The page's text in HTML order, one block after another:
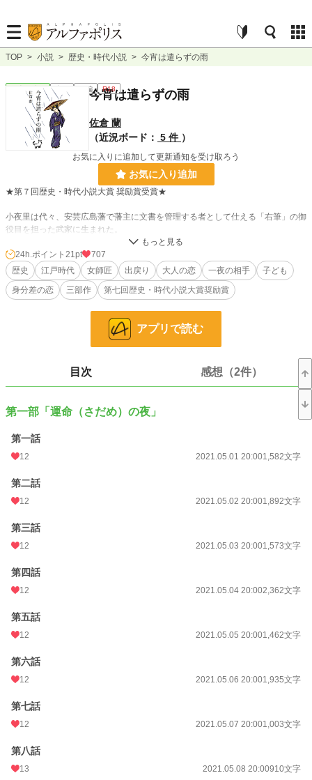
TOP > 小説 > 歴史・時代小説 > 今宵は遣らずの雨
歴史・時代 長編 R18
今宵は遣らずの雨
佐倉 蘭
（近況ボード： 5 件 ）
お気に入りに追加して更新通知を受け取ろう
お気に入り追加
★第７回歴史・時代小説大賞 奨励賞受賞★
小夜里は代々、安芸広島藩で藩主に文書を管理する者として仕える「右筆」の御
役目を担った武家に生まれた。
十七のときに、かなりの家柄へいったんは嫁いだが、二十二で子ができぬゆえに
離縁されてしまう。 婚家から出戻ったばかりの小夜里は、急逝した父の遺した
「手習所」の跡を継いだ。
ある雨の降る夜、小夜里は手習所の軒先で雨宿りをする一人の男と出逢う。 そ
れは……「運命の出逢い」だった。
※歴史上の人物が登場しますがすべてフィクションです。
24,935 位 / 228,724 件
239 位 / 3,218 件
24h.ポイント
文字数
週間ポイント
月間ポイント
年間ポイント
累計ポイント
24h.ポイント 21pt
707
歴史
江戸時代 女師匠 出戻り 大人の恋 一夜の相手
子ども
身分差の恋
三部作 第七回歴史・時代小説大賞奨励賞
アプリで読む
目次 感想（2件）
第一部「運命（さだめ）の夜」
第一話
12 2021.05.01 20:001,582文字
第二話
12 2021.05.02 20:001,892文字
第三話
12 2021.05.03 20:001,573文字
第四話
12 2021.05.04 20:002,362文字
第五話
12 2021.05.05 20:001,462文字
第六話
12 2021.05.06 20:001,935文字
第七話
12 2021.05.07 20:001,003文字
第八話
13 2021.05.08 20:00910文字